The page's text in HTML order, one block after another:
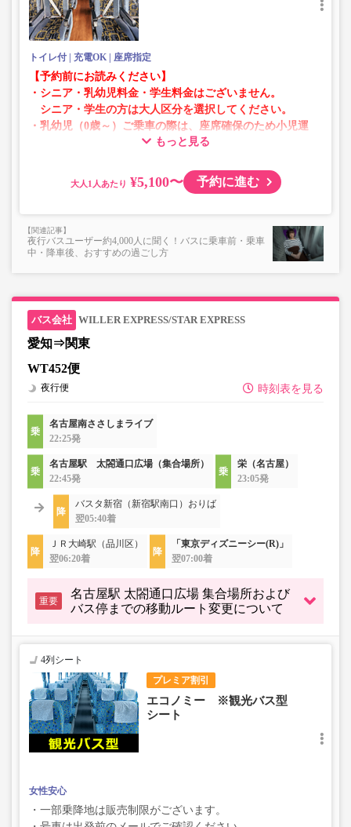
トイレ付 充電OK 座席指定
【予約前にお読みください】
・シニア・乳幼児料金・学生料金はございません。
シニア・学生の方は大人区分を選択してください。
・乳幼児（0歳～）ご乗車の際は、座席確保のため小児運
賃での乗車券が必要です。
・AM1時～5時の間はシステムメンテナンスの為ご予約が
・在庫の状況はリアルタイムの表示ではございません。
※売り切れの場合でも残数が表示される場合がありま
す。
・一部取り扱いのない停留所がある場合がございます。
もっと見る
大人 ¥5,100〜 予約に進む
夜行バスユーザー約4,000人に聞く！バスに乗車前・乗車
中・降車後、おすすめの過ごし方
WILLER EXPRESS/STAR EXPRESS
愛知⇒関東
WT452便
時刻表を見る
夜行便
名古屋南ささしまライブ
22:25発
名古屋駅 太閤通口広場（集合場所）
22:45発
栄（名古屋）
23:05発
バスタ新宿（新宿駅南口）おりば
翌05:40着
ＪＲ大崎駅（品川区）
翌06:20着
「東京ディズニーシー(R)」
翌07:00着
重要
名古屋駅 太閤通口広場 集合場所および
バス停までの移動ルート変更について
プレミア割引
4列シート
エコノミー ※観光バス型
シート
女性安心
・一部乗降地は販売制限がございます。